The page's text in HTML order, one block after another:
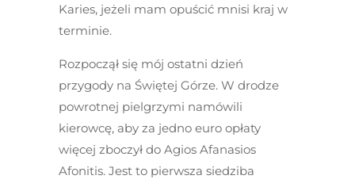
Karies, jeżeli mam opuścić mnisi kraj w
terminie.
Rozpoczął się mój ostatni dzień
przygody na Świętej Górze. W drodze
powrotnej pielgrzymi namówili
kierowcę, aby za jedno euro opłaty
więcej zboczył do Agios Afanasios
Afonitis. Jest to pierwsza siedziba